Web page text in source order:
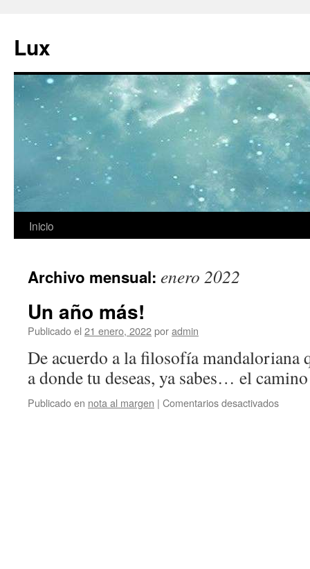
contenido
Lux
Inicio
Archivo mensual: enero 2022
Un año más!
Publicado el 21 enero, 2022poradmin
De acuerdo a la filosofía mandaloriana
a donde tu deseas, ya sabes… el
Publicado en nota al margen | Comentarios desactivadosen